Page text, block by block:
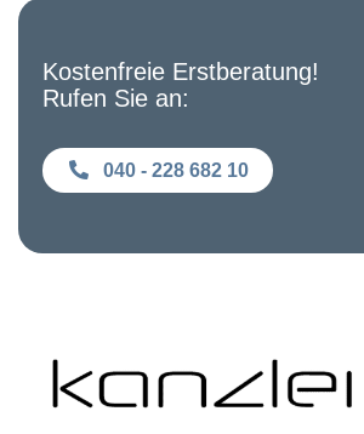
Kostenfreie Erstberatung!
Rufen Sie an:
040 - 228 682 10